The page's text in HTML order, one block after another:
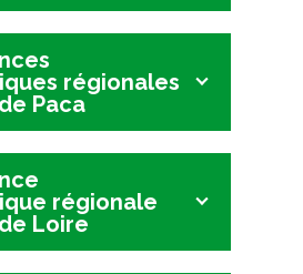
régionales
Paca
régionale
Loire